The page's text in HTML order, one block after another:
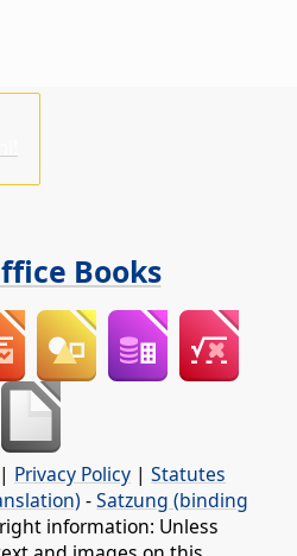
Books
| Privacy Policy | Statutes
-Satzung (binding
information: Unless